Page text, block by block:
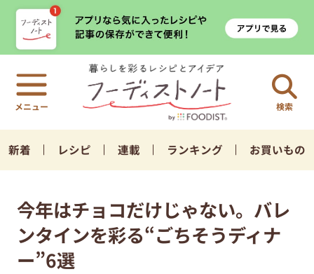
検索
新着 レシピ 連載 ランキング お買いもの
今年はチョコだけじゃない。バレ
ンタインを彩る“ごちそうディナ
ー”6選